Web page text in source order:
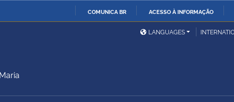
COMUNICA BR ACESSO À INFORMAÇÃO
Ministério da Defesa
Ministério das Relações
ExterioresLANGUAGES